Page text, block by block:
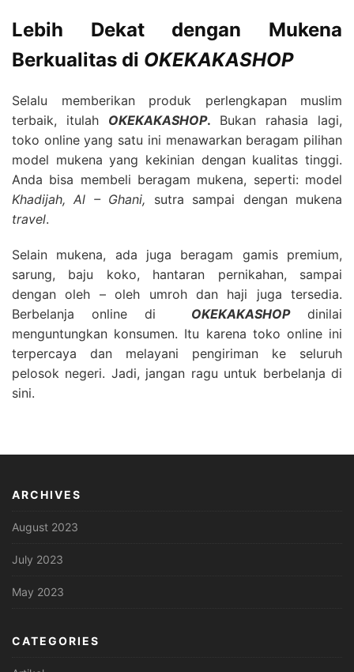
Lebih Dekat dengan Mukena
Berkualitas di OKEKAKASHOP
Selalu memberikan produk perlengkapan muslim
terbaik, itulah OKEKAKASHOP. Bukan rahasia lagi,
toko online yang satu ini menawarkan beragam pilihan
model mukena yang kekinian dengan kualitas tinggi.
Anda bisa membeli beragam mukena, seperti: model
Khadijah, Al – Ghani, sutra sampai dengan mukena
travel.
Selain mukena, ada juga beragam gamis premium,
sarung, baju koko, hantaran pernikahan, sampai
dengan oleh – oleh umroh dan haji juga tersedia.
Berbelanja online di OKEKAKASHOPdinilai
menguntungkan konsumen. Itu karena toko online ini
terpercaya dan melayani pengiriman ke seluruh
pelosok negeri. Jadi, jangan ragu untuk berbelanja di
sini.
ARCHIVES
August 2023
July 2023
May 2023
CATEGORIES